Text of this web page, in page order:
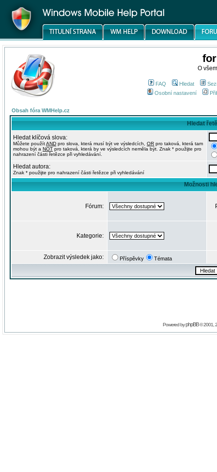
O
FAQ Hledat
Osobní nastavení
Obsah fóra WMHelp.cz
Hledat
Hledat klíčová slova:
Můžete použítAND pro slova, která musí být ve výsledcích, OR pro taková, která tam
mohou být a NOT pro taková, která by ve výsledcích neměla být. Znak * použijte pro
nahrazení části řetězce při vyhledávání.
Hledat autora:
Znak * použijte pro nahrazení části řetězce při vyhledávání
Možnosti
Fórum:
Kategorie:
Zobrazit výsledek jako: Příspěvky Témata
Powered byphpBB© 2001,